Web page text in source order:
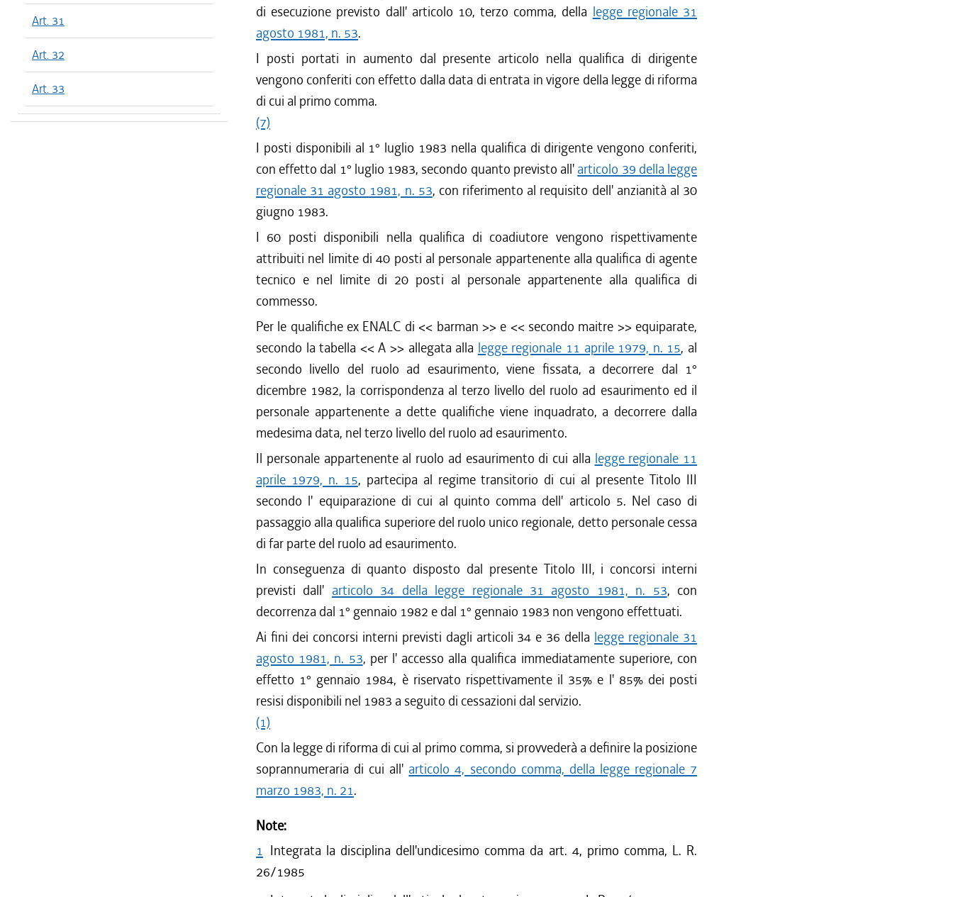
Art. 31
Art. 32
Art. 33
di esecuzione previsto dall' articolo 10, terzo comma, della legge regionale 31
agosto 1981, n. 53.
I posti portati in aumento dal presente articolo nella qualifica di dirigente
vengono conferiti con effetto dalla data di entrata in vigore della legge di riforma
di cui al primo comma.
(7)
I posti disponibili al 1° luglio 1983 nella qualifica di dirigente vengono conferiti,
con effetto dal 1° luglio 1983, secondo quanto previsto all' articolo 39 della legge
regionale 31 agosto 1981, n. 53, con riferimento al requisito dell' anzianità al 30
giugno 1983.
I 60 posti disponibili nella qualifica di coadiutore vengono rispettivamente
attribuiti nel limite di 40 posti al personale appartenente alla qualifica di agente
tecnico e nel limite di 20 posti al personale appartenente alla qualifica di
commesso.
Per le qualifiche ex ENALC di << barman >> e << secondo maitre >> equiparate,
secondo la tabella << A >> allegata alla legge regionale 11 aprile 1979, n. 15, al
secondo livello del ruolo ad esaurimento, viene fissata, a decorrere dal 1°
dicembre 1982, la corrispondenza al terzo livello del ruolo ad esaurimento ed il
personale appartenente a dette qualifiche viene inquadrato, a decorrere dalla
medesima data, nel terzo livello del ruolo ad esaurimento.
Il personale appartenente al ruolo ad esaurimento di cui alla legge regionale 11
aprile 1979, n. 15, partecipa al regime transitorio di cui al presente Titolo III
secondo l' equiparazione di cui al quinto comma dell' articolo 5. Nel caso di
passaggio alla qualifica superiore del ruolo unico regionale, detto personale cessa
di far parte del ruolo ad esaurimento.
In conseguenza di quanto disposto dal presente Titolo III, i concorsi interni
previsti dall' articolo 34 della legge regionale 31 agosto 1981, n. 53, con
decorrenza dal 1° gennaio 1982 e dal 1° gennaio 1983 non vengono effettuati.
Ai fini dei concorsi interni previsti dagli articoli 34 e 36 della legge regionale 31
agosto 1981, n. 53, per l' accesso alla qualifica immediatamente superiore, con
effetto 1° gennaio 1984, è riservato rispettivamente il 35% e l' 85% dei posti
resisi disponibili nel 1983 a seguito di cessazioni dal servizio.
(1)
Con la legge di riforma di cui al primo comma, si provvederà a definire la posizione
soprannumeraria di cui all' articolo 4, secondo comma, della legge regionale 7
marzo 1983, n. 21.
Note:
1 Integrata la disciplina dell'undicesimo comma da art. 4, primo comma, L. R.
26/1985